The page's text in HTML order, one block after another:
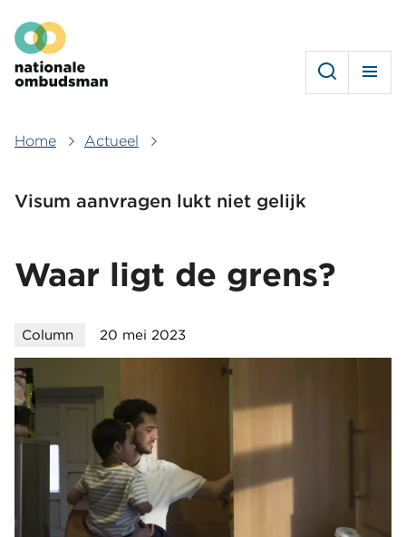
en
naar
de
gaan
Hoofdmenu
Home Actueel
Waar ligt de grens?
Visum aanvragen lukt niet gelijk
Column 20 mei 2023